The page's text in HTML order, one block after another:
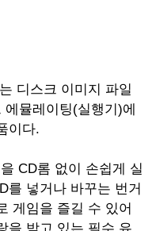
디스크 이미지 파일
뮬레이팅(실행기)에
이다.
CD롬 없이 손쉽게 실
를 넣거나 바꾸는 번거
게임을 즐길 수 있어